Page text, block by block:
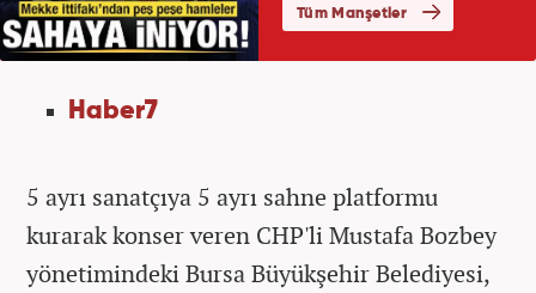
Haber7
5 ayrı sanatçıya 5 ayrı sahne platformu
kurarak konser veren CHP'li Mustafa Bozbey
yönetimindeki Bursa Büyükşehir Belediyesi,